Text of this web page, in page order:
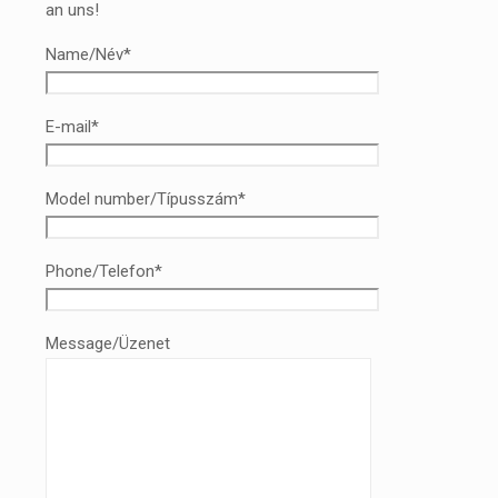
an uns!
Name/Név*
E-mail*
Model number/Típusszám*
Phone/Telefon*
Message/Üzenet